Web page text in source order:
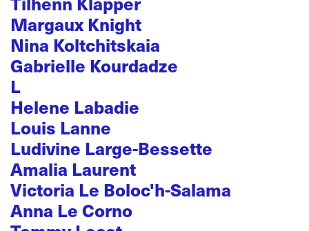
Margaux Knight
Nina Koltchitskaia
Gabrielle Kourdadze
L
Helene Labadie
Louis Lanne
Ludivine Large-Bessette
Amalia Laurent
Victoria Le Boloc'h-Salama
Anna Le Corno